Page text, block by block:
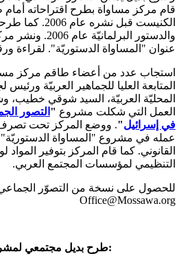
قام مركز مساواة بطرح اقتراحاته
الكنيست قبل
والدستور
عنوان "المساواة الدستوريّة". لقراءة
استجاب عدد من أعضاء طاقم مركز
المتابعة العليا للجماهير العربيّة
المحليّة العربيّة، السيد شوقي خطيب،
العمل التي شكلت مشروع " التصور
في إسرائيل". ووضع المركز تحت
عمله في مشروع "المساواة الدستوريّة"
القانوني. كما قام المركز بتوفير المواد
التنظيمي لمؤسسات المجتمع العربي.
للحصول على نسخة من التصوّر
Office@Mossawa.org
طرح بديل مجتمعي لمشروع الفصل العنصري: